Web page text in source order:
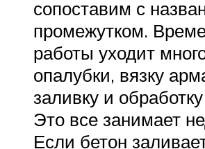
сопоставим с
промежутком.
работы уходит
опалубки, вязку
заливку и
Это все занимает
Если бетон